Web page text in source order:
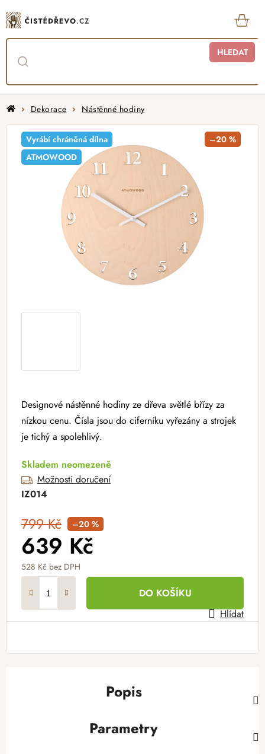
na
obsah
HLEDAT
DomůDekorace Nástěnné hodiny
Designové nástěnné hodiny ze dřeva světlé břízy za
nízkou cenu. Čísla jsou do ciferníku vyřezány a strojek
je tichý a spolehlivý.
Skladem neomezeně
Možnosti doručení
IZ014
799 Kč –20 %
639 Kč
528 Kč bez DPH
DO KOŠÍKU
Hlídat
Vyrábí chráněná dílna
ATMOWOOD
–20 %
Popis
Parametry